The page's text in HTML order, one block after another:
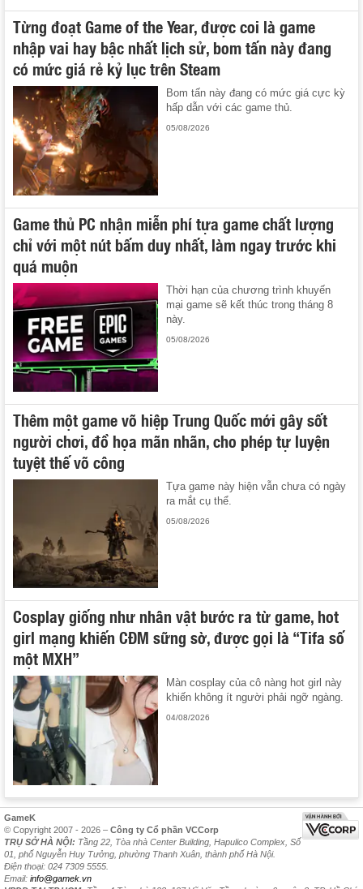
Từng đoạt Game of the Year, được coi là game
nhập vai hay bậc nhất lịch sử, bom tấn này đang
có mức giá rẻ kỷ lục trên Steam
Bom tấn này đang có mức giá cực kỳ
hấp dẫn với các game thủ.
05/08/2026
Game thủ PC nhận miễn phí tựa game chất lượng
chỉ với một nút bấm duy nhất, làm ngay trước khi
quá muộn
Thời hạn của chương trình khuyến
mại game sẽ kết thúc trong tháng 8
này.
05/08/2026
Thêm một game võ hiệp Trung Quốc mới gây sốt
người chơi, đồ họa mãn nhãn, cho phép tự luyện
tuyệt thế võ công
Tựa game này hiện vẫn chưa có ngày
ra mắt cụ thể.
05/08/2026
Cosplay giống như nhân vật bước ra từ game, hot
girl mạng khiến CĐM sững sờ, được gọi là “Tifa số
một MXH”
Màn cosplay của cô nàng hot girl này
khiến không ít người phải ngỡ ngàng.
04/08/2026
GameK
© Copyright 2007 - 2026 – Công ty Cổ phần VCCorp
TRỤ SỞ HÀ NỘI: Tầng 22, Tòa nhà Center Building, Hapulico Complex, Số
01, phố Nguyễn Huy Tưởng, phường Thanh Xuân, thành phố Hà Nội.
Điện thoại: 024 7309 5555.
Email: info@gamek.vn